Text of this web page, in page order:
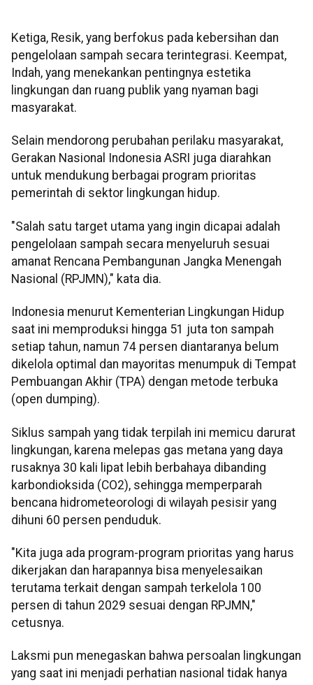
Ketiga, Resik, yang berfokus pada kebersihan dan
pengelolaan sampah secara terintegrasi. Keempat,
Indah, yang menekankan pentingnya estetika
lingkungan dan ruang publik yang nyaman bagi
masyarakat.
Selain mendorong perubahan perilaku masyarakat,
Gerakan Nasional Indonesia ASRI juga diarahkan
untuk mendukung berbagai program prioritas
pemerintah di sektor lingkungan hidup.
"Salah satu target utama yang ingin dicapai adalah
pengelolaan sampah secara menyeluruh sesuai
amanat Rencana Pembangunan Jangka Menengah
Nasional (RPJMN)," kata dia.
Indonesia menurut Kementerian Lingkungan Hidup
saat ini memproduksi hingga 51 juta ton sampah
setiap tahun, namun 74 persen diantaranya belum
dikelola optimal dan mayoritas menumpuk di Tempat
Pembuangan Akhir (TPA) dengan metode terbuka
(open dumping).
Siklus sampah yang tidak terpilah ini memicu darurat
lingkungan, karena melepas gas metana yang daya
rusaknya 30 kali lipat lebih berbahaya dibanding
karbondioksida (CO2), sehingga memperparah
bencana hidrometeorologi di wilayah pesisir yang
dihuni 60 persen penduduk.
"Kita juga ada program-program prioritas yang harus
dikerjakan dan harapannya bisa menyelesaikan
terutama terkait dengan sampah terkelola 100
persen di tahun 2029 sesuai dengan RPJMN,"
cetusnya.
Laksmi pun menegaskan bahwa persoalan lingkungan
yang saat ini menjadi perhatian nasional tidak hanya